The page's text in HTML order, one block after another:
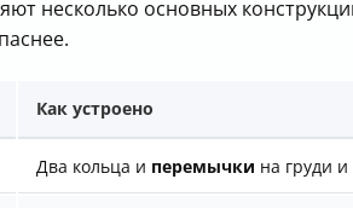
несколько основных
Как устроено
Два кольца и перемычки на груди